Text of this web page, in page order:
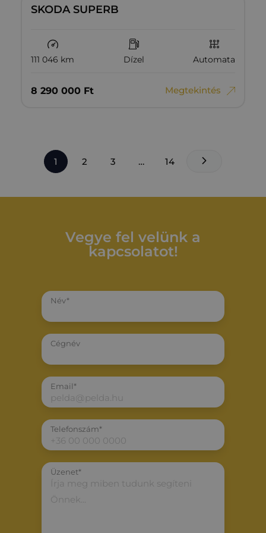
SKODA SUPERB
111 046 km Dízel Automata
8‏‏‎ ‎290‏‏‎ ‎000 Ft Megtekintés
1 2 3 … 14
Vegye fel velünk a
kapcsolatot!
Név*
Cégnév
Email*
Telefonszám*
Üzenet*